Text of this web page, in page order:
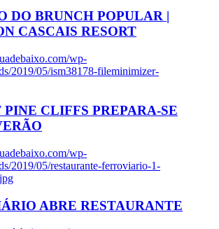
DO BRUNCH POPULAR |
CASCAIS RESORT
wp-
2019/05/ism38178-fileminimizer-
CLIFFS PREPARA-SE
wp-
2019/05/restaurante-ferroviario-1-
ABRE RESTAURANTE